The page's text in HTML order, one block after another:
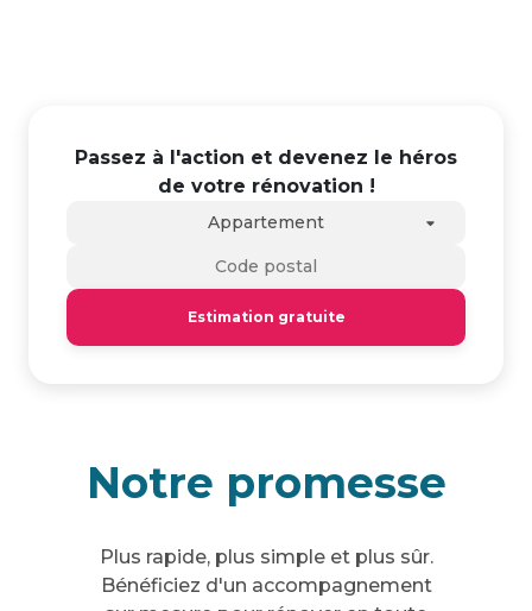
Passez à l'action et devenez le héros
de votre rénovation !
Appartement
Estimation gratuite
Notre promesse
Plus rapide, plus simple et plus sûr.
Bénéficiez d'un accompagnement